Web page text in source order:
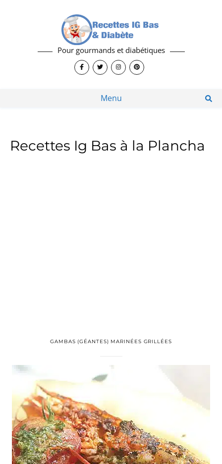
Pour gourmands et diabétiques
Menu
Recettes Ig Bas à la Plancha
GAMBAS (GÉANTES) MARINÉES GRILLÉES